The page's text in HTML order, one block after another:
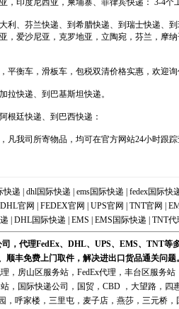
，印度尼西亚，柬埔寨、菲律宾快递： 3-4个
利、芬兰快递、到希腊快递、到瑞士快递、
，爱沙尼亚，克罗地亚，立陶宛，芬兰，摩
平衡车，滑板车，包税双清价格实惠，欢迎
拉快递、到巴基斯坦快递。
根廷快递、到巴西快递：
凡我司所寄物品，均可在官方网站24小时跟
快递 dhl国际快递 ems国际快递
fedex国际快
DHL官网 FEDEX官网 UPS官网 TNT官网
DHL国际快递 EMS EMS国际快递 TNT代
，代理FedEx、DHL、UPS、EMS、TNT
顺丰免费上门取件，解决进出口货品通关问题
， 房山区服务站 ， FedEx代理 ， 丰台区服务站
， 国际快递公司 ，国贸，CBD ，大望路，
，呼家楼，三里屯，麦子店，燕莎，三元桥